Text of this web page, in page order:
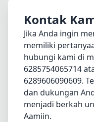
Kontak
Jika Anda ingin
memiliki
hubungi kami di
6285754065714
6289606090609.
dan dukungan
menjadi berkah
Aamiin.